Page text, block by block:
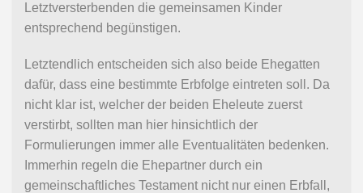
Letztversterbenden die gemeinsamen Kinder
entsprechend begünstigen.
Letztendlich entscheiden sich also beide Ehegatten
dafür, dass eine bestimmte Erbfolge eintreten soll. Da
nicht klar ist, welcher der beiden Eheleute zuerst
verstirbt, sollten man hier hinsichtlich der
Formulierungen immer alle Eventualitäten bedenken.
Immerhin regeln die Ehepartner durch ein
gemeinschaftliches Testament nicht nur einen Erbfall,